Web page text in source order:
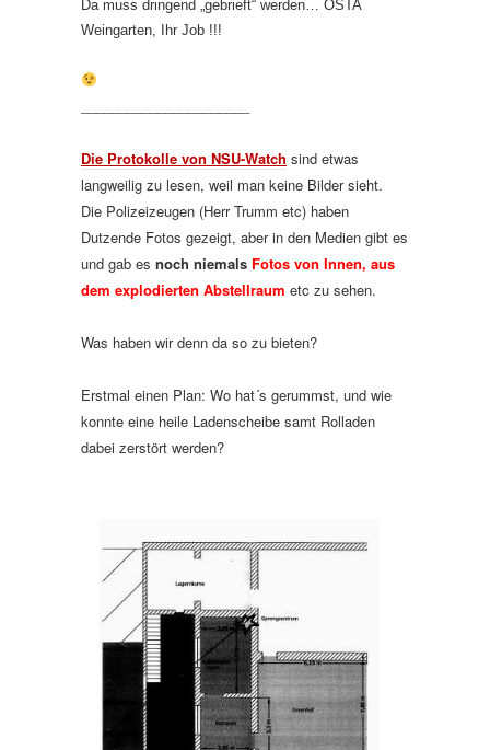
Da muss dringend „gebrieft“ werden… OSTA
Weingarten, Ihr Job !!!
Die Protokolle von NSU-Watch sind etwas
langweilig zu lesen, weil man keine Bilder sieht.
Die Polizeizeugen (Herr Trumm etc) haben
Dutzende Fotos gezeigt, aber in den Medien gibt es
und gab es noch niemals Fotos von Innen, aus
dem explodierten Abstellraum etc zu sehen.
Was haben wir denn da so zu bieten?
Erstmal einen Plan: Wo hat´s gerummst, und wie
konnte eine heile Ladenscheibe samt Rolladen
dabei zerstört werden?